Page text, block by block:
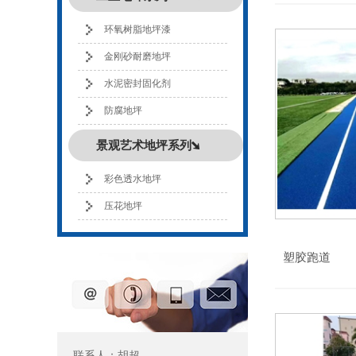
环氧树脂地坪漆
金刚砂耐磨地坪
水泥密封固化剂
防腐地坪
景观艺术地坪系列
彩色透水地坪
压花地坪
塑胶跑道